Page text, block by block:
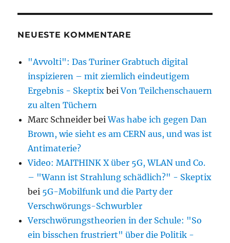
NEUESTE KOMMENTARE
"Avvolti": Das Turiner Grabtuch digital
inspizieren – mit ziemlich eindeutigem
Ergebnis - Skeptix beiVon Teilchenschauern
zu alten Tüchern
Marc Schneider beiWas habe ich gegen Dan
Brown, wie sieht es am CERN aus, und was ist
Antimaterie?
Video: MAITHINK X über 5G, WLAN und Co.
– "Wann ist Strahlung schädlich?" - Skeptix
bei 5G-Mobilfunk und die Party der
Verschwörungs-Schwurbler
Verschwörungstheorien in der Schule: "So
ein bisschen frustriert" über die Politik -